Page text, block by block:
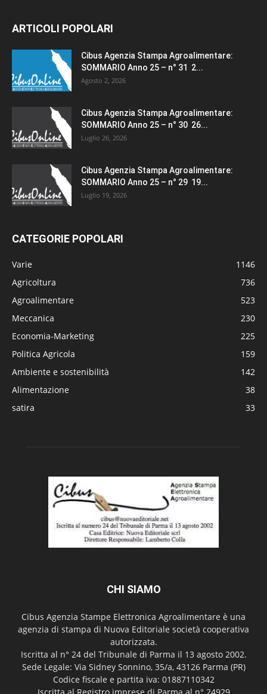
ARTICOLI POPOLARI
Cibus Agenzia Stampa Agroalimentare:
SOMMARIO Anno 25 – n° 31 2...
Agosto 2, 2026
Cibus Agenzia Stampa Agroalimentare:
SOMMARIO Anno 25 – n° 30 26...
Luglio 26, 2026
Cibus Agenzia Stampa Agroalimentare:
SOMMARIO Anno 25 – n° 29 19...
Luglio 19, 2026
CATEGORIE POPOLARI
Varie
1146
Agricoltura
736
Agroalimentare
523
Meccanica
230
Economia-Marketing
225
Politica Agricola
159
Ambiente e sostenibilità
142
Alimentazione
38
satira
33
CHI SIAMO
Cibus Agenzia Stampe Elettronica Agroalimentare è una
agenzia di stampa di Nuova Editoriale società cooperativa
autorizzata.
Iscritta al n° 24 del Tribunale di Parma il 13 agosto 2002.
Sede Legale: Via Sidney Sonnino, 35/a, 43126 Parma (PR)
Codice fiscale e partita iva: 01887110342
Iscritta al Registro imprese di Parma al n° 24929